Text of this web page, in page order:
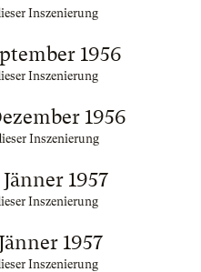
Inszenierung
1956
Inszenierung
1956
Inszenierung
1957
Inszenierung
1957
Inszenierung